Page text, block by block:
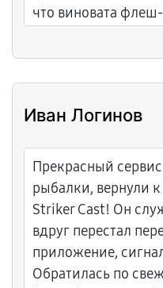
что виновата
другую, перенесли
Иван Логинов
Прекрасный
рыбалки, вернули
Striker Cast! Он
вдруг перестал
приложение,
Обратилась по